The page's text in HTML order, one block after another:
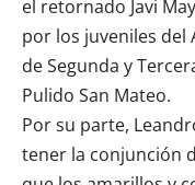
el retornado Javi
por los juveniles del
de Segunda y
Pulido San Mateo.
Por su parte,
tener la conjunción